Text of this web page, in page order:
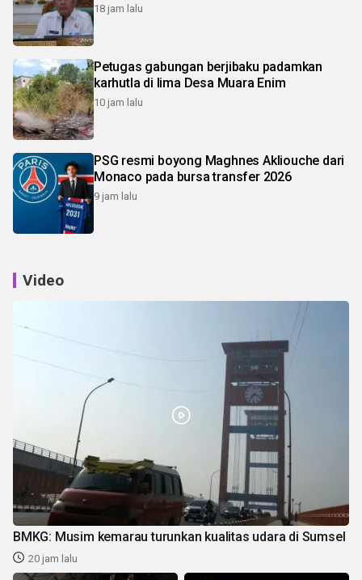
18 jam lalu
Petugas gabungan berjibaku padamkan
karhutla di lima Desa Muara Enim
10 jam lalu
PSG resmi boyong Maghnes Akliouche dari
Monaco pada bursa transfer 2026
9 jam lalu
Video
BMKG: Musim kemarau turunkan kualitas udara di Sumsel
20 jam lalu